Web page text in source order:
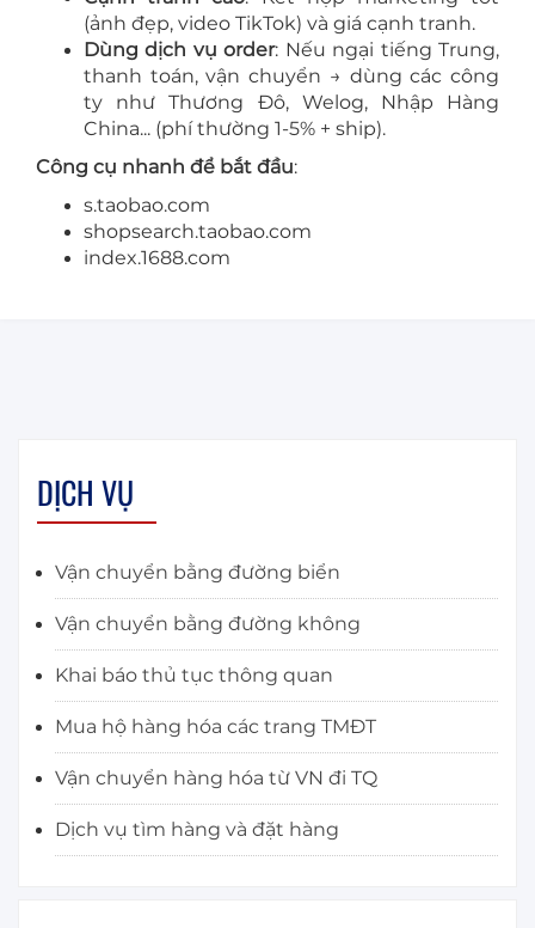
(ảnh đẹp, video TikTok) và giá cạnh tranh.
Dùng dịch vụ order: Nếu ngại tiếng Trung,
thanh toán, vận chuyển → dùng các công
ty như Thương Đô, Welog, Nhập Hàng
China... (phí thường 1-5% + ship).
Công cụ nhanh để bắt đầu:
s.taobao.com
shopsearch.taobao.com
index.1688.com
DỊCH VỤ
Vận chuyển bằng đường biển
Vận chuyển bằng đường không
Khai báo thủ tục thông quan
Mua hộ hàng hóa các trang TMĐT
Vận chuyển hàng hóa từ VN đi TQ
Dịch vụ tìm hàng và đặt hàng